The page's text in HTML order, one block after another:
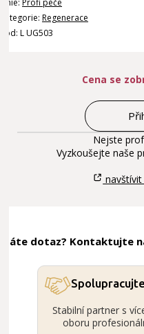
Linie: Profi péče
Kategorie: Regenerace
Kód: L UG503
Cena se
Nejste
Vyzkoušejte naše
Máte dotaz? Kontaktujte
Stabilní partner s
oboru